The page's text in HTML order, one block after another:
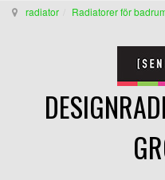
radiator Radiatorer för